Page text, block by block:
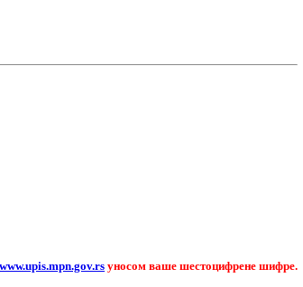
www.upis.mpn.gov.rs уносом ваше шестоцифрене шифре.